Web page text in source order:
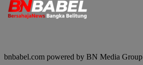
bnbabel.com powered by BN Media Group